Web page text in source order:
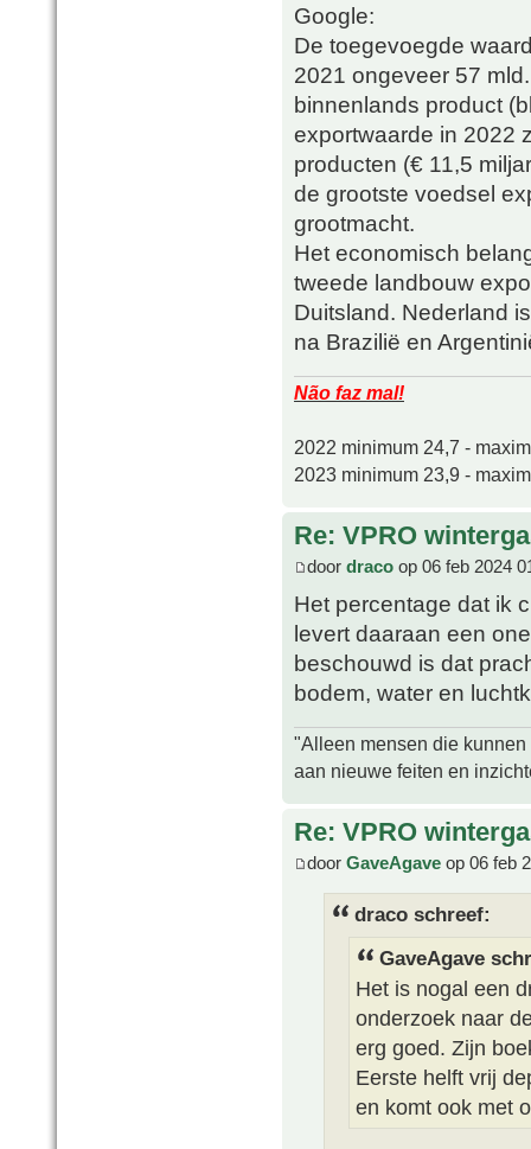
Google:
De toegevoegde
2021 ongeveer 57
binnenlands product
exportwaarde in 2022
producten (€ 11,5
de grootste voedsel
grootmacht.
Het economisch
tweede landbouw
Duitsland. Nederland
na Brazilië en
Não faz mal!
2022 minimum 24,7 -
2023 minimum 23,9 -
Re: VPRO
door draco op 06 feb 2024
Het percentage dat ik
levert daaraan een
beschouwd is dat
bodem, water en
"Alleen mensen die
aan nieuwe feiten en
Re: VPRO
door GaveAgave op 06 feb
draco schreef:
GaveAgave
Het is nogal een
onderzoek naar
erg goed. Zijn
Eerste helft vrij
en komt ook met